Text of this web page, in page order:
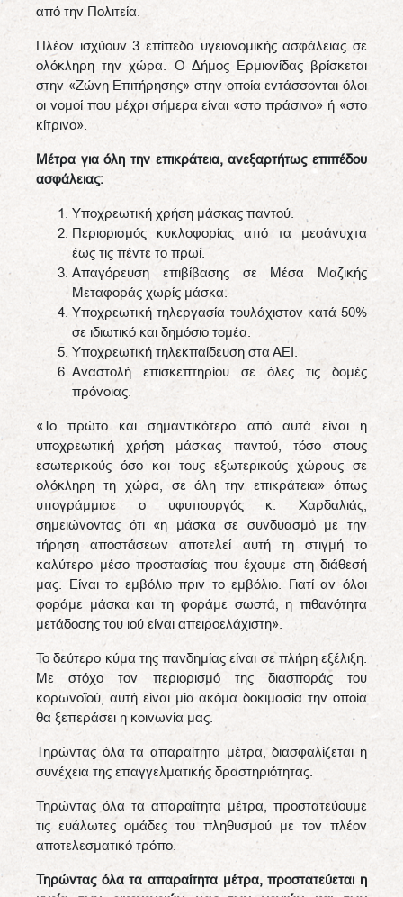
από την Πολιτεία.
Πλέον ισχύουν 3 επίπεδα υγειονομικής ασφάλειας σε
ολόκληρη την χώρα. Ο Δήμος Ερμιονίδας βρίσκεται
στην «Ζώνη Επιτήρησης» στην οποία εντάσσονται όλοι
οι νομοί που μέχρι σήμερα είναι «στο πράσινο» ή «στο
κίτρινο».
Μέτρα για όλη την επικράτεια, ανεξαρτήτως επιπέδου
ασφάλειας:
Υποχρεωτική χρήση μάσκας παντού.
Περιορισμός κυκλοφορίας από τα μεσάνυχτα
έως τις πέντε το πρωί.
Απαγόρευση επιβίβασης σε Μέσα Μαζικής
Μεταφοράς χωρίς μάσκα.
Υποχρεωτική τηλεργασία τουλάχιστον κατά 50%
σε ιδιωτικό και δημόσιο τομέα.
Υποχρεωτική τηλεκπαίδευση στα ΑΕΙ.
Αναστολή επισκεπτηρίου σε όλες τις δομές
πρόνοιας.
«Το πρώτο και σημαντικότερο από αυτά είναι η
υποχρεωτική χρήση μάσκας παντού, τόσο στους
εσωτερικούς όσο και τους εξωτερικούς χώρους σε
ολόκληρη τη χώρα, σε όλη την επικράτεια» όπως
υπογράμμισε ο υφυπουργός κ. Χαρδαλιάς,
σημειώνοντας ότι «η μάσκα σε συνδυασμό με την
τήρηση αποστάσεων αποτελεί αυτή τη στιγμή το
καλύτερο μέσο προστασίας που έχουμε στη διάθεσή
μας. Είναι το εμβόλιο πριν το εμβόλιο. Γιατί αν όλοι
φοράμε μάσκα και τη φοράμε σωστά, η πιθανότητα
μετάδοσης του ιού είναι απειροελάχιστη».
Το δεύτερο κύμα της πανδημίας είναι σε πλήρη εξέλιξη.
Με στόχο τον περιορισμό της διασποράς του
κορωνοϊού, αυτή είναι μία ακόμα δοκιμασία την οποία
θα ξεπεράσει η κοινωνία μας.
Τηρώντας όλα τα απαραίτητα μέτρα, διασφαλίζεται η
συνέχεια της επαγγελματικής δραστηριότητας.
Τηρώντας όλα τα απαραίτητα μέτρα, προστατεύουμε
τις ευάλωτες ομάδες του πληθυσμού με τον πλέον
αποτελεσματικό τρόπο.
Τηρώντας όλα τα απαραίτητα μέτρα, προστατεύεται η